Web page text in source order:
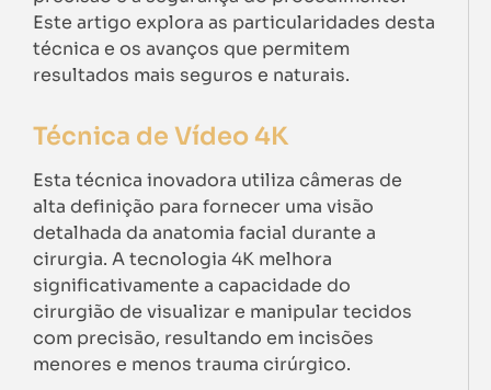
Este artigo explora as particularidades desta
técnica e os avanços que permitem
resultados mais seguros e naturais.
Técnica de Vídeo 4K
Esta técnica inovadora utiliza câmeras de
alta definição para fornecer uma visão
detalhada da anatomia facial durante a
cirurgia. A tecnologia 4K melhora
significativamente a capacidade do
cirurgião de visualizar e manipular tecidos
com precisão, resultando em incisões
menores e menos trauma cirúrgico.